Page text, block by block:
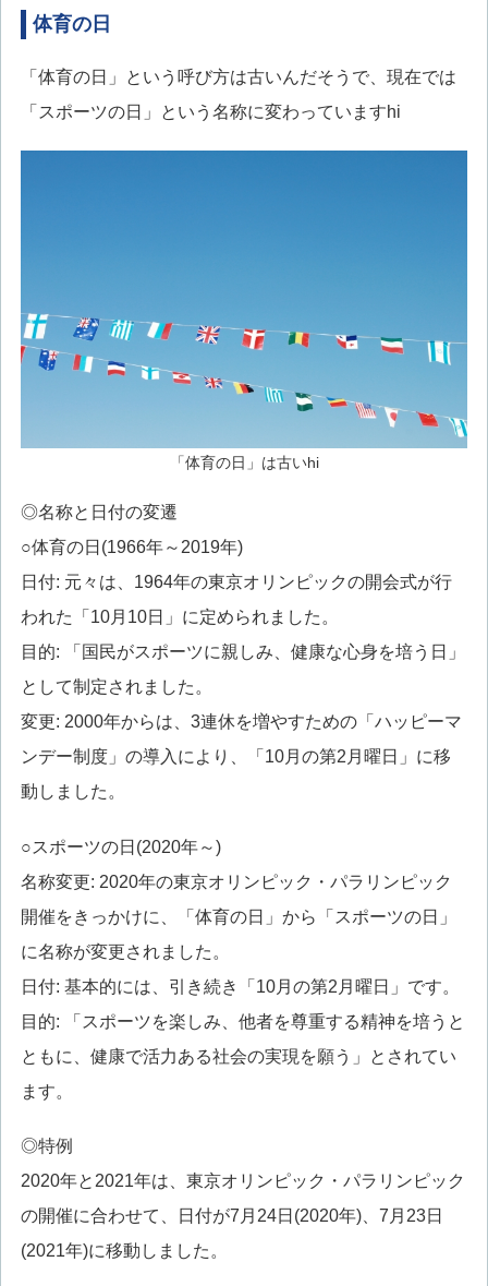
体育の日
「体育の日」という呼び方は古いんだそうで、現在では
「スポーツの日」という名称に変わっていますhi
「体育の日」は古いhi
◎名称と日付の変遷
○体育の日(1966年～2019年)
日付: 元々は、1964年の東京オリンピックの開会式が行
われた「10月10日」に定められました。
目的: 「国民がスポーツに親しみ、健康な心身を培う日」
として制定されました。
変更: 2000年からは、3連休を増やすための「ハッピーマ
ンデー制度」の導入により、「10月の第2月曜日」に移
動しました。
○スポーツの日(2020年～)
名称変更: 2020年の東京オリンピック・パラリンピック
開催をきっかけに、「体育の日」から「スポーツの日」
に名称が変更されました。
日付: 基本的には、引き続き「10月の第2月曜日」です。
目的: 「スポーツを楽しみ、他者を尊重する精神を培うと
ともに、健康で活力ある社会の実現を願う」とされてい
ます。
◎特例
2020年と2021年は、東京オリンピック・パラリンピック
の開催に合わせて、日付が7月24日(2020年)、7月23日
(2021年)に移動しました。